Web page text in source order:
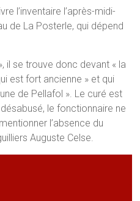
l’inventaire l’après-midi-
de La Posterle, qui dépend
il se trouve donc devant « la
est fort ancienne » et qui
de Pellafol ». Le curé est
le fonctionnaire ne
l’absence du
Auguste Celse.